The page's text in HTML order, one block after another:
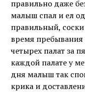
правильно даже
малыш спал и ел
правильный, соски
время
четырех палат за
каждой палате у
дня малыш так
крика и